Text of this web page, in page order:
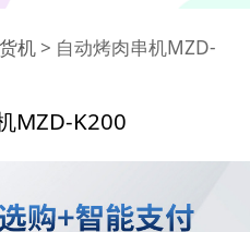
MZD-
机 > 自动烤肉串机MZD-
MZD-K200